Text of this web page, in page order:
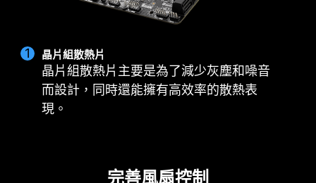
晶片組散熱片
晶片組散熱片主要是為了減少灰塵和噪音
而設計，同時還能擁有高效率的散熱表
現。
完善風扇控制